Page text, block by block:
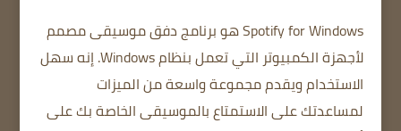
Spotify for Windows هو برنامج دفق موسيقى مصمم
لأجهزة الكمبيوتر التي تعمل بنظام Windows.
إنه سهل
الاستخدام ويقدم مجموعة واسعة من الميزات
لمساعدتك على الاستمتاع بالموسيقى الخاصة بك على